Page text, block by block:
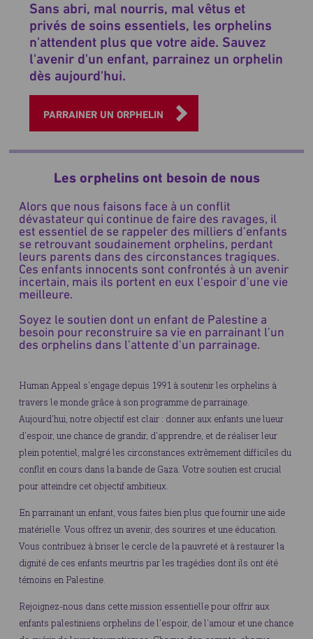
Sans abri, mal nourris, mal vêtus et
privés de soins essentiels, les orphelins
n'attendent plus que votre aide. Sauvez
l'avenir d'un enfant, parrainez un orphelin
dès aujourd'hui.
PARRAINER UN ORPHELIN
Les orphelins ont besoin de nous
Alors que nous faisons face à un conflit
dévastateur qui continue de faire des ravages, il
est essentiel de se rappeler des milliers d'enfants
se retrouvant soudainement orphelins, perdant
leurs parents dans des circonstances tragiques.
Ces enfants innocents sont confrontés à un avenir
incertain, mais ils portent en eux l'espoir d'une vie
meilleure.
Soyez le soutien dont un enfant de Palestine a
besoin pour reconstruire sa vie en parrainant l'un
des orphelins dans l'attente d'un parrainage.
Human Appeal s'engage depuis 1991 à soutenir les orphelins à
travers le monde grâce à son programme de parrainage.
Aujourd'hui, notre objectif est clair : donner aux enfants une lueur
d'espoir, une chance de grandir, d'apprendre, et de réaliser leur
plein potentiel, malgré les circonstances extrêmement difficiles du
conflit en cours dans la bande de Gaza. Votre soutien est crucial
pour atteindre cet objectif ambitieux.
En parrainant un enfant, vous faites bien plus que fournir une aide
matérielle. Vous offrez un avenir, des sourires et une éducation.
Vous contribuez à briser le cercle de la pauvreté et à restaurer la
dignité de ces enfants meurtris par les tragédies dont ils ont été
témoins en Palestine.
Rejoignez-nous dans cette mission essentielle pour offrir aux
enfants palestiniens orphelins de l'espoir, de l'amour et une chance